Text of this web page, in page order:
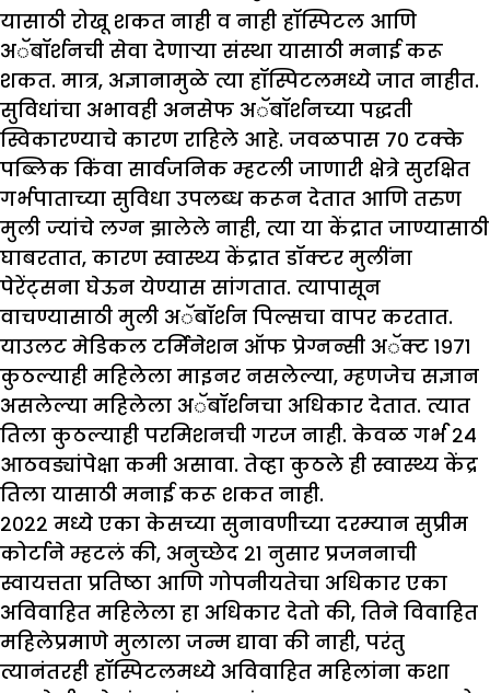
यासाठी रोखू शकत नाही व नाही हॉस्पिटल आणि
अॅबॉर्शनची सेवा देणाऱ्या संस्था यासाठी मनाई करू
शकत. मात्र, अज्ञानामुळे त्या हॉस्पिटलमध्ये जात नाहीत.
सुविधांचा अभावही अनसेफ अॅबॉर्शनच्या पद्धती
स्विकारण्याचे कारण राहिले आहे. जवळपास ७० टक्के
पब्लिक किंवा सार्वजनिक म्हटली जाणारी क्षेत्रे सुरक्षित
गर्भपाताच्या सुविधा उपलब्ध करून देतात आणि तरुण
मुली ज्यांचे लग्न झालेले नाही, त्या या केंद्रात जाण्यासाठी
घाबरतात, कारण स्वास्थ्य केंद्रात डॉक्टर मुलींना
पेरेंट्सना घेऊन येण्यास सांगतात. त्यापासून
वाचण्यासाठी मुली अॅबॉर्शन पिल्सचा वापर करतात.
याउलट मेडिकल टर्मिनेशन ऑफ प्रेग्नन्सी अॅक्ट १९७१
कुठल्याही महिलेला माइनर नसलेल्या, म्हणजेच सज्ञान
असलेल्या महिलेला अॅबॉर्शनचा अधिकार देतात. त्यात
तिला कुठल्याही परमिशनची गरज नाही. केवळ गर्भ २४
आठवड्यांपेक्षा कमी असावा. तेव्हा कुठले ही स्वास्थ्य केंद्र
तिला यासाठी मनाई करू शकत नाही.
२०२२ मध्ये एका केसच्या सुनावणीच्या दरम्यान सुप्रीम
कोर्टाने म्हटलं की, अनुच्छेद २१ नुसार प्रजननाची
स्वायत्तता प्रतिष्ठा आणि गोपनीयतेचा अधिकार एका
अविवाहित महिलेला हा अधिकार देतो की, तिने विवाहित
महिलेप्रमाणे मुलाला जन्म द्यावा की नाही, परंतु
त्यानंतरही हॉस्पिटलमध्ये अविवाहित महिलांना कशा